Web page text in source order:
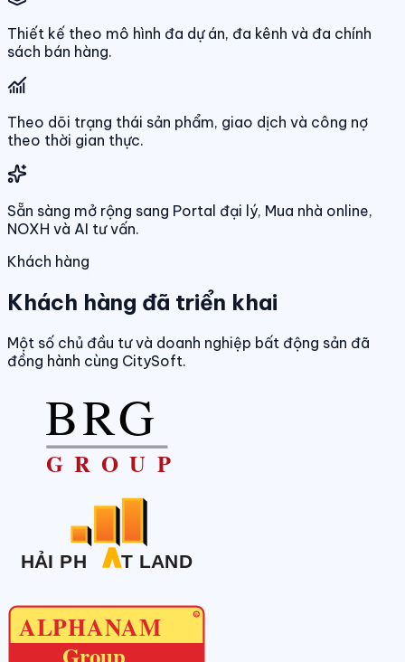
Thiết kế theo mô hình đa dự án, đa kênh và đa chính
sách bán hàng.
Theo dõi trạng thái sản phẩm, giao dịch và công nợ
theo thời gian thực.
Sẵn sàng mở rộng sang Portal đại lý, Mua nhà online,
NOXH và AI tư vấn.
Khách hàng
Khách hàng đã triển khai
Một số chủ đầu tư và doanh nghiệp bất động sản đã
đồng hành cùng CitySoft.